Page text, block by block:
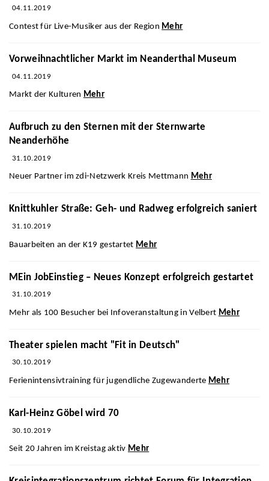
04.11.2019
Contest für Live-Musiker aus der Region Mehr
Vorweihnachtlicher Markt im Neanderthal Museum
04.11.2019
Markt der Kulturen Mehr
Aufbruch zu den Sternen mit der Sternwarte
Neanderhöhe
31.10.2019
Neuer Partner im zdi-Netzwerk Kreis Mettmann Mehr
Knittkuhler Straße: Geh- und Radweg erfolgreich saniert
31.10.2019
Bauarbeiten an der K19 gestartet Mehr
MEin JobEinstieg – Neues Konzept erfolgreich gestartet
31.10.2019
Mehr als 100 Besucher bei Infoveranstaltung in Velbert Mehr
Theater spielen macht "Fit in Deutsch"
30.10.2019
Ferienintensivtraining für jugendliche Zugewanderte Mehr
Karl-Heinz Göbel wird 70
30.10.2019
Seit 20 Jahren im Kreistag aktiv Mehr